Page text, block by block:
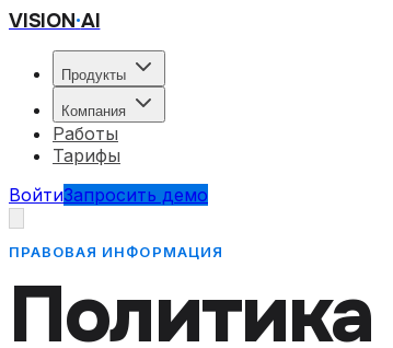
VISION·AI
Продукты
Компания
Работы
Тарифы
ВойтиЗапросить демо
ПРАВОВАЯ ИНФОРМАЦИЯ